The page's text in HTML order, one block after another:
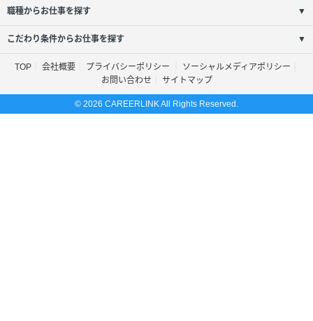
職種からお仕事を探す ▼
こだわり条件からお仕事を探す ▼
TOP 会社概要 プライバシーポリシー
ソーシャルメディアポリシー
お問い合わせ
サイトマップ
© 2026 CAREERLINK All Rights Reserved.